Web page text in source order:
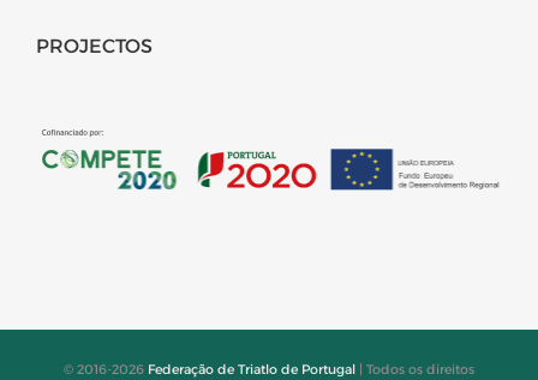
PROJECTOS
© 2016-2026 Federação de Triatlo de Portugal | Todos os direitos